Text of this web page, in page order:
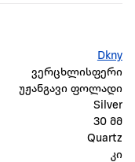
Dkny
ვერცხლისფერი
უჟანგავი ფოლადი
Silver
30 მმ
Quartz
კი